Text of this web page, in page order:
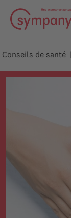
Conseils de santé